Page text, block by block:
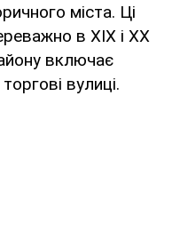
міста. Ці
в XIX і XX
включає
вулиці.